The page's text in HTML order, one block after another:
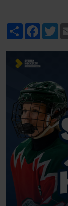
Share